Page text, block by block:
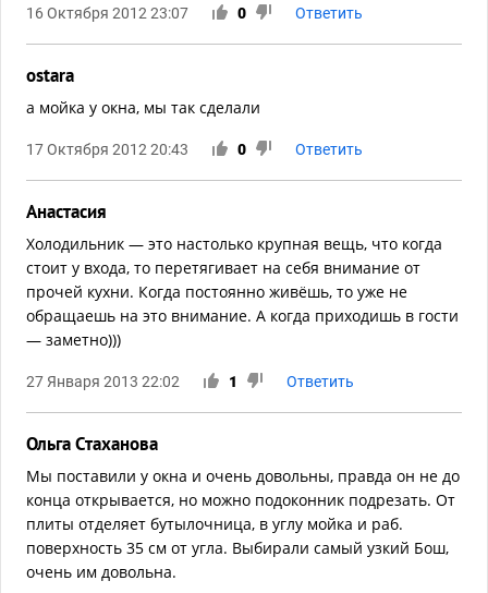
16 Октября 2012 23:07 0 Ответить
ostara
а мойка у окна, мы так сделали
17 Октября 2012 20:43 0 Ответить
Анастасия
Холодильник — это настолько крупная вещь, что когда
стоит у входа, то перетягивает на себя внимание от
прочей кухни. Когда постоянно живёшь, то уже не
обращаешь на это внимание. А когда приходишь в гости
— заметно)))
27 Января 2013 22:02 1 Ответить
Ольга Стаханова
Мы поставили у окна и очень довольны, правда он не до
конца открывается, но можно подоконник подрезать. От
плиты отделяет бутылочница, в углу мойка и раб.
поверхность 35 см от угла. Выбирали самый узкий Бош,
очень им довольна.